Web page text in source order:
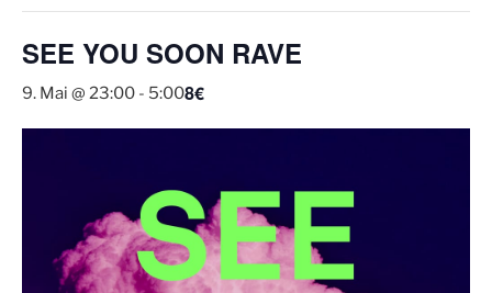
SEE YOU SOON RAVE
9. Mai @ 23:00 - 5:008€